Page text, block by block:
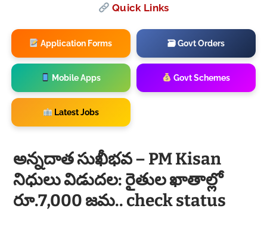
Quick Links
Application Forms 🗃 Govt Orders
Mobile Apps Govt Schemes
Latest Jobs
అన్నదాత సుఖీభవ – PM Kisan
నిధులు విడుదల: రైతుల ఖాతాల్లో
రూ.7,000 జమ.. check status